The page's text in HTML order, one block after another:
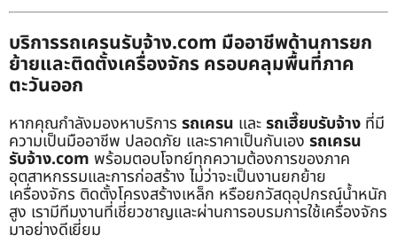
บริการรถเครนรับจ้าง.com มืออาชีพด้านการยก
ย้ายและติดตั้งเครื่องจักร ครอบคลุมพื้นที่ภาค
ตะวันออก
หากคุณกำลังมองหาบริการ รถเครน และรถเฮี๊ยบรับจ้าง ที่มี
ความเป็นมืออาชีพ ปลอดภัย และราคาเป็นกันเอง รถเครน
รับจ้าง.com พร้อมตอบโจทย์ทุกความต้องการของภาค
อุตสาหกรรมและการก่อสร้าง ไม่ว่าจะเป็นงานยกย้าย
เครื่องจักร ติดตั้งโครงสร้างเหล็ก หรือยกวัสดุอุปกรณ์น้ำหนัก
สูง เรามีทีมงานที่เชี่ยวชาญและผ่านการอบรมการใช้เครื่องจักร
มาอย่างดีเยี่ยม